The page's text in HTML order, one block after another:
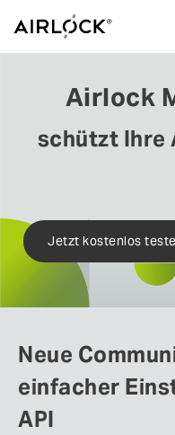
Airlock
schützt Ihre
Jetzt kostenlos
Neue
einfacher
API